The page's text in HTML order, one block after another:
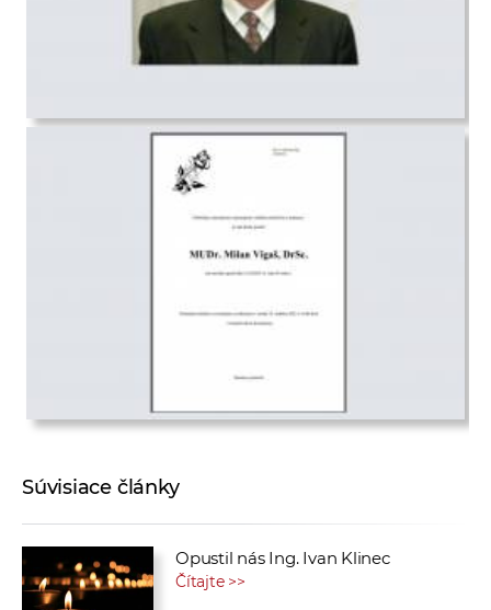
Súvisiace články
Opustil nás Ing. Ivan Klinec
Čítajte >>